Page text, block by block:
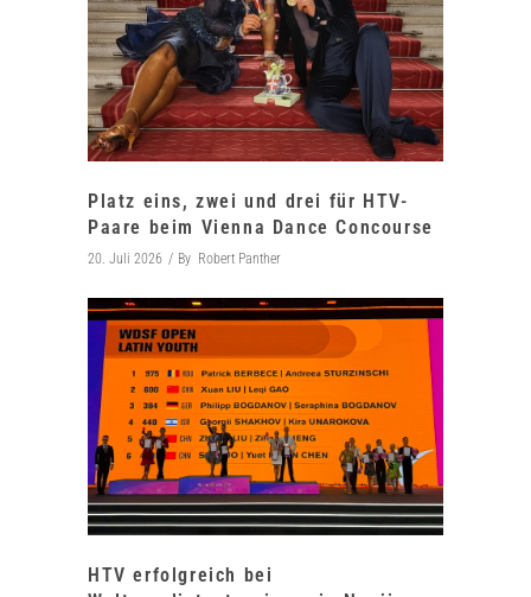
Platz eins, zwei und drei für HTV-
Paare beim Vienna Dance Concourse
20. Juli 2026 By Robert Panther
HTV erfolgreich bei